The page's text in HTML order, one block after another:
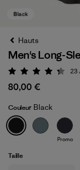
Black
Hauts
Men's Long-
Évaluation:23
80,00 €
Couleur Black
Promo
Taille